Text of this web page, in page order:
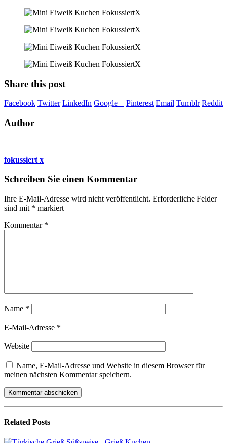
Share this post
Facebook Twitter LinkedIn Google + Pinterest Email Tumblr Reddit
Author
fokussiert x
Schreiben Sie einen Kommentar
Ihre E-Mail-Adresse wird nicht veröffentlicht. Erforderliche Felder
sind mit * markiert
Kommentar *
Name *
E-Mail-Adresse *
Website
Name, E-Mail-Adresse und Website in diesem Browser für
meinen nächsten Kommentar speichern.
Related Posts